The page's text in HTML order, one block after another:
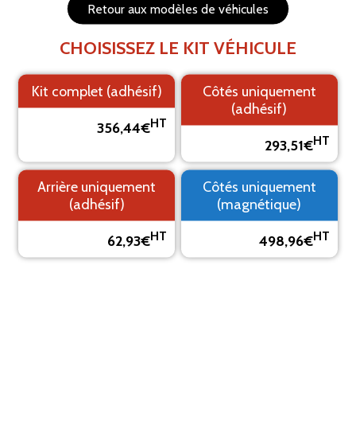
Retour aux modèles de véhicules
CHOISISSEZ LE KIT VÉHICULE
Kit complet (adhésif)
356,44€HT
Côtés uniquement
(adhésif)
293,51€HT
Arrière uniquement
(adhésif)
62,93€HT
Côtés uniquement
(magnétique)
498,96€HT
1. Fond 2. Logo 3. Texte 4. Aperçu
PRÉVISUALISEZ VOTRE MARQUAGE ADHÉSIF